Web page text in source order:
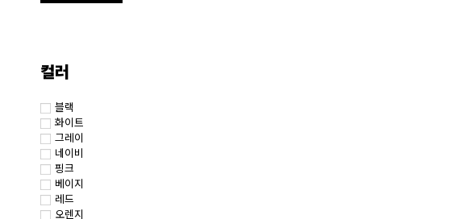
컬러
블랙
화이트
그레이
네이비
핑크
베이지
레드
오렌지